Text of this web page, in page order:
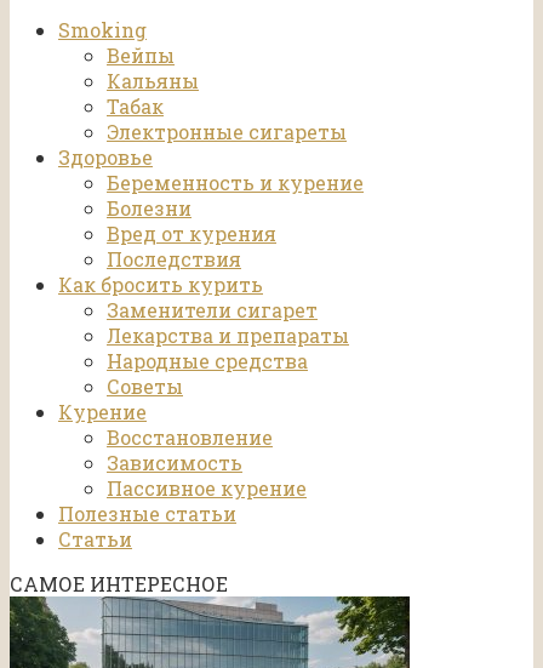
Smoking
Вейпы
Кальяны
Табак
Электронные сигареты
Здоровье
Беременность и курение
Болезни
Вред от курения
Последствия
Как бросить курить
Заменители сигарет
Лекарства и препараты
Народные средства
Советы
Курение
Восстановление
Зависимость
Пассивное курение
Полезные статьи
Статьи
САМОЕ ИНТЕРЕСНОЕ